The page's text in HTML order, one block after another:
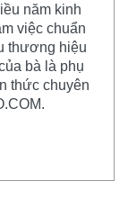
năm kinh
việc chuẩn
thương hiệu
bà là phụ
thức chuyên